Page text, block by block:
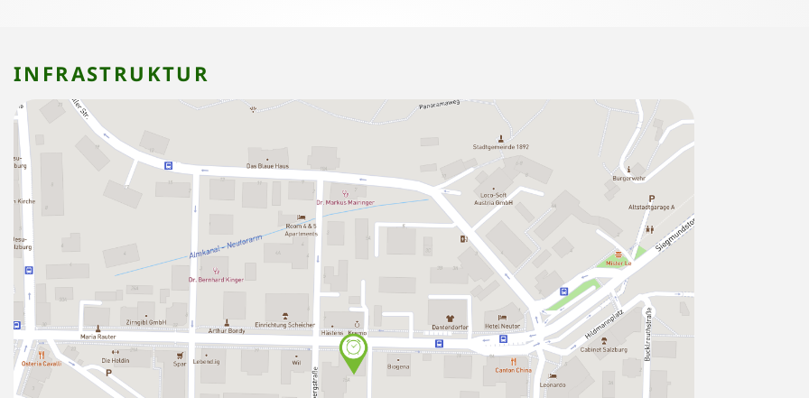
INFRASTRUKTUR